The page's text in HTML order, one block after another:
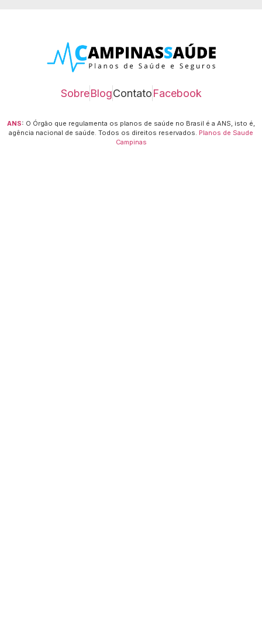
SobreBlogContatoFacebook
ANS: O Órgão que regulamenta os planos de saúde no Brasil é a ANS, isto é,
agência nacional de saúde. Todos os direitos reservados. Planos de Saude
Campinas